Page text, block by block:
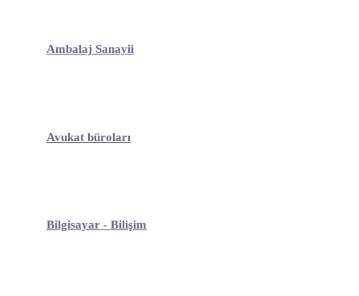
Ambalaj Sanayii
Avukat büroları
Bilgisayar - Bilişim